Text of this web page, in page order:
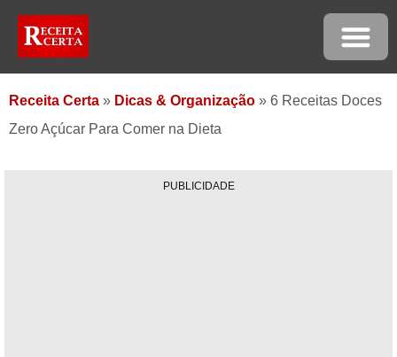
Receita Certa » Dicas & Organização » 6 Receitas Doces
Zero Açúcar Para Comer na Dieta
PUBLICIDADE